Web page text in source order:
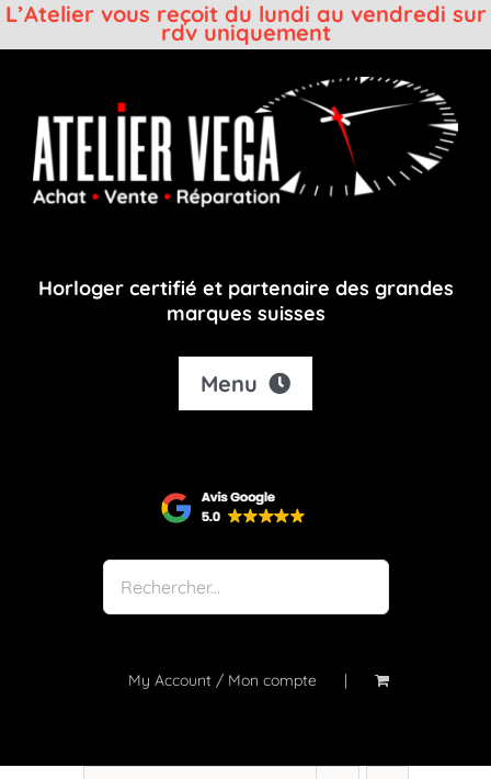
L’Atelier vous reçoit du lundi au vendredi sur
rdv uniquement
contenu
Horloger certifié et partenaire des grandes
marques suisses
Menu
Shop
Notre atelier
À propos
Blog
My Account / Mon compte